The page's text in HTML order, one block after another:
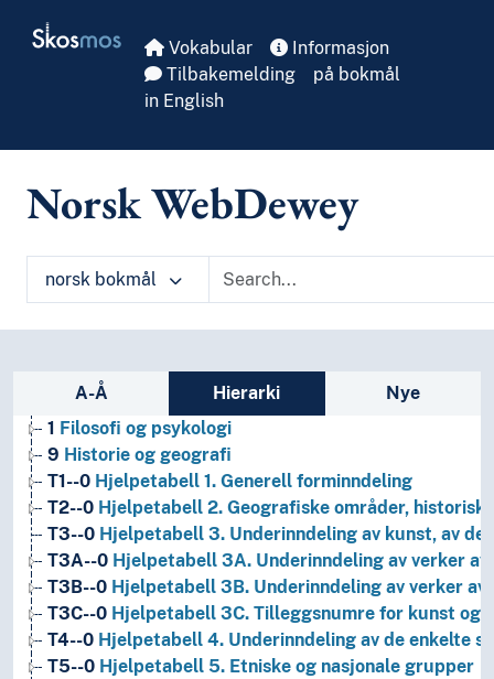
Skosmos Vokabular
Informasjon
Tilbakemelding
på bokmål
in English
Norsk WebDewey
norsk bokmål
Sidefelt: navigér i vokabularet
A-Å Hierarki
Nye
1 Filosofi og psykologi
9 Historie og geografi
T1--0 Hjelpetabell 1. Generell forminndeling
T2--0 Hjelpetabell 2. Geografiske områder,
T3--0 Hjelpetabell 3. Underinndeling av kunst, av
T3A--0 Hjelpetabell 3A. Underinndeling av verker
T3B--0 Hjelpetabell 3B. Underinndeling av verker
T3C--0 Hjelpetabell 3C. Tilleggsnumre for kunst og
T4--0 Hjelpetabell 4. Underinndeling av de enkelte
T5--0 Hjelpetabell 5. Etniske og nasjonale grupper